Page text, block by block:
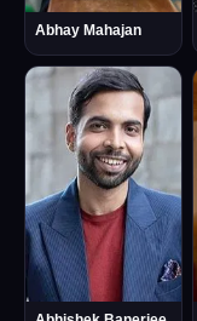
Abhay Mahajan